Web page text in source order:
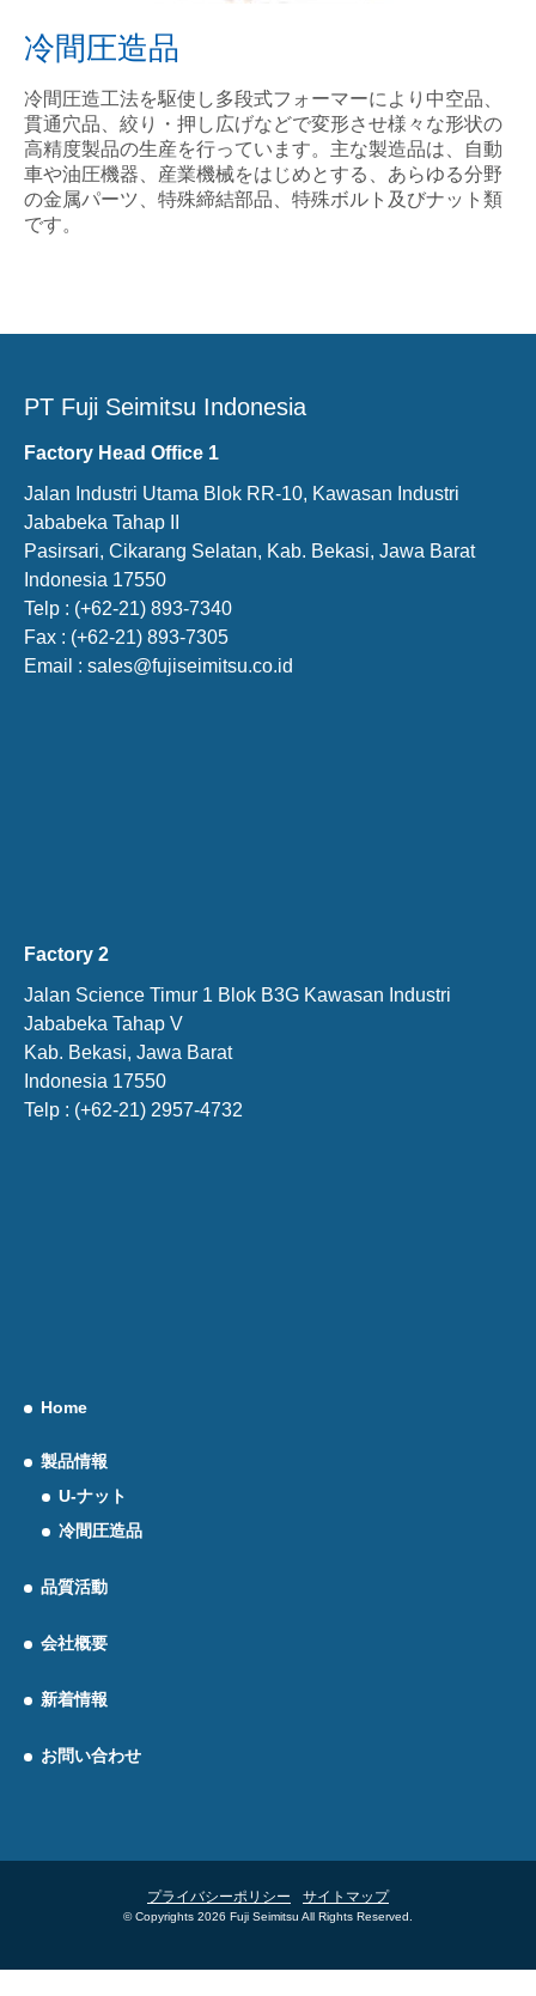
冷間圧造品
冷間圧造工法を駆使し多段式フォーマーにより中空品、
貫通穴品、絞り・押し広げなどで変形させ様々な形状の
高精度製品の生産を行っています。主な製造品は、自動
車や油圧機器、産業機械をはじめとする、あらゆる分野
の金属パーツ、特殊締結部品、特殊ボルト及びナット類
です。
PT Fuji Seimitsu Indonesia
Factory Head Office 1
Jalan Industri Utama Blok RR-10, Kawasan Industri
Jababeka Tahap II
Pasirsari, Cikarang Selatan, Kab. Bekasi, Jawa Barat
Indonesia 17550
Telp : (+62-21) 893-7340
Fax : (+62-21) 893-7305
Email : sales@fujiseimitsu.co.id
Factory 2
Jalan Science Timur 1 Blok B3G Kawasan Industri
Jababeka Tahap V
Kab. Bekasi, Jawa Barat
Indonesia 17550
Telp : (+62-21) 2957-4732
Home
製品情報
U-ナット
冷間圧造品
品質活動
会社概要
新着情報
お問い合わせ
プライバシーポリシー サイトマップ
© Copyrights 2026 Fuji Seimitsu All Rights Reserved.